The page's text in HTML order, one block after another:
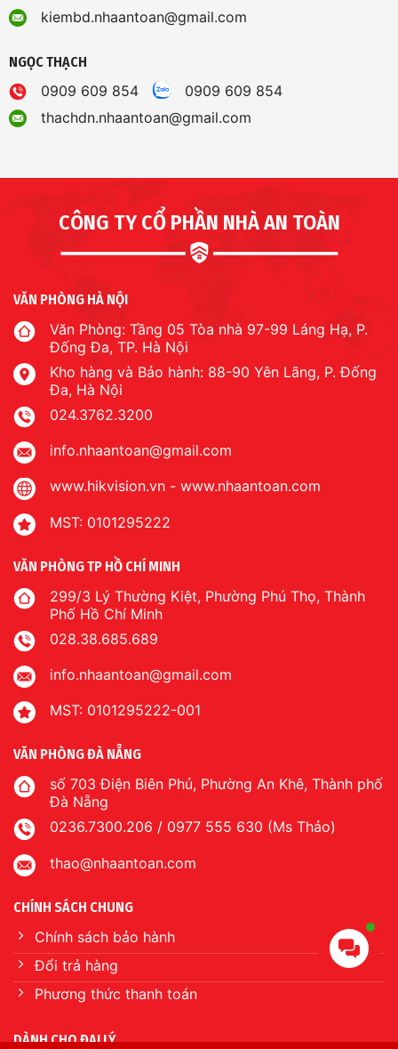
kiembd.nhaantoan@gmail.com
NGỌC THẠCH
0909 609 854
0909 609 854
thachdn.nhaantoan@gmail.com
CÔNG TY CỔ PHẦN NHÀ AN TOÀN
VĂN PHÒNG HÀ NỘI
Văn Phòng: Tầng 05 Tòa nhà 97-99 Láng Hạ, P.
Đống Đa, TP. Hà Nội
Kho hàng và Bảo hành: 88-90 Yên Lãng, P. Đống
Đa, Hà Nội
024.3762.3200
info.nhaantoan@gmail.com
www.hikvision.vn - www.nhaantoan.com
MST: 0101295222
VĂN PHÒNG TP HỒ CHÍ MINH
299/3 Lý Thường Kiệt, Phường Phú Thọ, Thành
Phố Hồ Chí Minh
028.38.685.689
info.nhaantoan@gmail.com
MST: 0101295222-001
VĂN PHÒNG ĐÀ NẴNG
số 703 Điện Biên Phủ, Phường An Khê, Thành phố
Đà Nẵng
0236.7300.206 / 0977 555 630 (Ms Thảo)
thao@nhaantoan.com
CHÍNH SÁCH CHUNG
Chính sách bảo hành
Đổi trả hàng
Phương thức thanh toán
DÀNH CHO ĐẠI LÝ